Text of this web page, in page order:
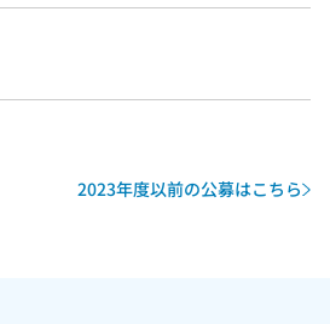
2023年度以前の公募はこちら